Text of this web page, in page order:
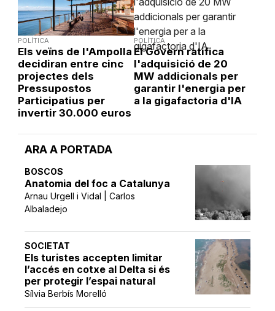
ARA A PORTADA
BOSCOS
Anatomia del foc a Catalunya
Arnau Urgell i Vidal | Carlos
Albaladejo
SOCIETAT
Els turistes accepten limitar
l’accés en cotxe al Delta si és
per protegir l’espai natural
Sílvia Berbís Morelló
POLÍTICA
Els veïns de l'Ampolla
decidiran entre cinc
projectes dels
Pressupostos
Participatius per
invertir 30.000 euros
POLÍTICA
El Govern ratifica
l'adquisició de 20
MW addicionals per
garantir l'energia per
a la gigafactoria d'IA